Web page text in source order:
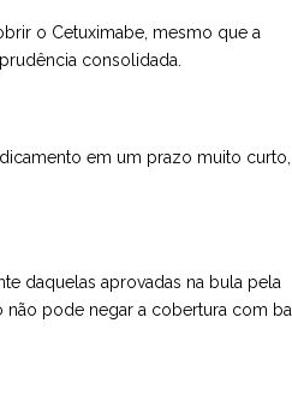
o Cetuximabe, mesmo que a
consolidada.
em um prazo muito curto,
daquelas aprovadas na bula pela
não pode negar a cobertura com